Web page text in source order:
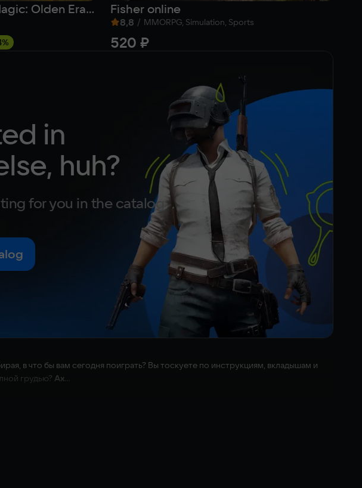
Heroes of Might and Magic: Olden Era (Ранний доступ) Fisher online
8,8 / MMORPG, Simulation, Sports
520 ₽
in
huh?
for you in the catalog
в что бы вам сегодня поиграть? Вы тоскуете по инструкциям, вкладышам и
грудью? Ах...